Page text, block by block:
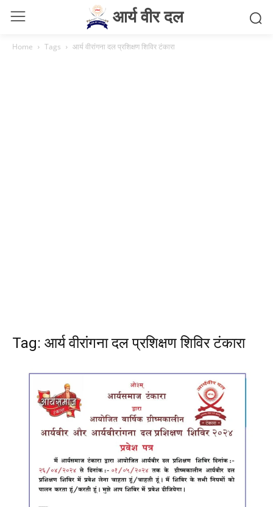
आर्य वीर दल
Home Tags आर्य वीरांगना दल प्रशिक्षण शिविर टंकारा
Tag: आर्य वीरांगना दल प्रशिक्षण शिविर टंकारा